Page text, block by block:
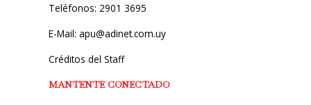
Teléfonos: 2901 3695
E-Mail: apu@adinet.com.uy
Créditos del Staff
MANTENTE CONECTADO